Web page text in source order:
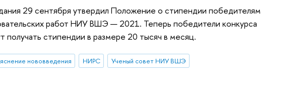
29 сентября утвердил Положение о стипендии победителям
работ НИУ ВШЭ — 2021. Теперь победители конкурса
стипендии в размере 20 тысяч в месяц.
нововведения НИРС Ученый совет НИУ ВШЭ